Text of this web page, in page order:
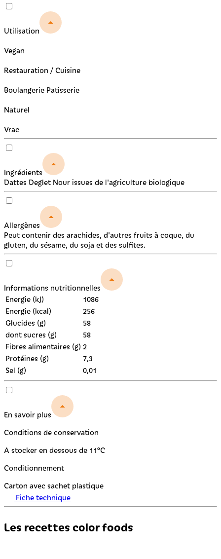
Utilisation
Vegan
Restauration / Cuisine
Boulangerie Patisserie
Naturel
Vrac
Ingrédients
Dattes Deglet Nour issues de l'agriculture biologique
Allergènes
Peut contenir des arachides, d'autres fruits à coque, du
gluten, du sésame, du soja et des sulfites.
Informations nutritionnelles
Energie (kJ)
1086
Energie (kcal)
256
Glucides (g)
58
dont sucres (g)
58
Fibres alimentaires (g) 2
Protéines (g)
7,3
Sel (g)
0,01
En savoir plus
Conditions de conservation
A stocker en dessous de 11°C
Conditionnement
Carton avec sachet plastique
Fiche technique
Les recettes color foods